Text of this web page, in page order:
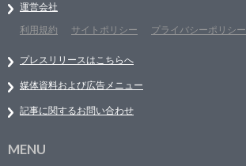
運営会社
利用規約
サイトポリシー プライバシーポリシー
プレスリリースはこちらへ
媒体資料および広告メニュー
記事に関するお問い合わせ
MENU